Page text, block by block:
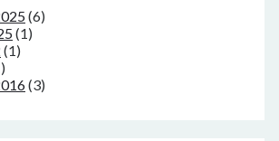
(6)
(1)
(1)
(3)